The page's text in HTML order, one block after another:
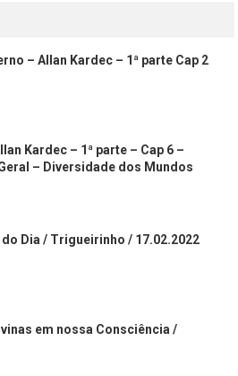
– Allan Kardec – 1ª parte Cap 2
Kardec – 1ª parte – Cap 6 –
– Diversidade dos Mundos
Dia / Trigueirinho / 17.02.2022
em nossa Consciência /